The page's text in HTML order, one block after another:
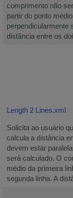
comprimento não
partir do ponto
perpendicularmente
distância entre os
Length 2 Lines.xml
Solicita ao usuário
calcula a distância
devem estar
será calculado. O
médio da primeira
segunda linha. A